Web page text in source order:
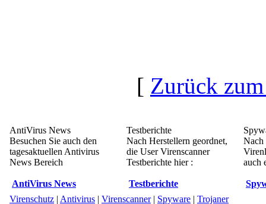
[ Zurück
AntiVirus News
Besuchen Sie auch den
tagesaktuellen Antivirus
News Bereich
AntiVirus News
Testberichte
Nach Herstellern geordnet,
die User Virenscanner
Testberichte hier :
Testberichte
Nach
auch
Virenschutz | Antivirus | Virenscanner| Spyware | Trojaner